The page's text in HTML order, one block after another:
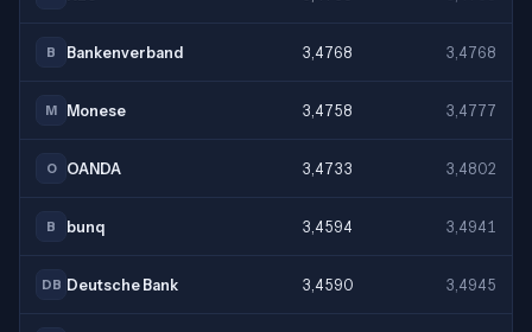
B Bankenverband 3,4768 3,4768
M Monese 3,4758 3,4777
O OANDA 3,4733 3,4802
B bunq 3,4594 3,4941
DB Deutsche Bank 3,4590 3,4945